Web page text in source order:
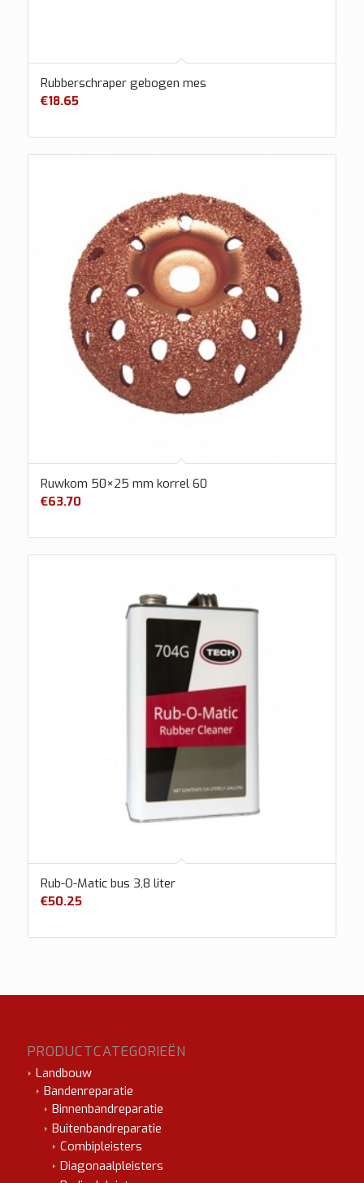
Rubberschraper gebogen mes
€18.65
Ruwkom 50×25 mm korrel 60
€63.70
Rub-O-Matic bus 3,8 liter
€50.25
PRODUCTCATEGORIEËN
Landbouw
Bandenreparatie
Binnenbandreparatie
Buitenbandreparatie
Combipleisters
Diagonaalpleisters